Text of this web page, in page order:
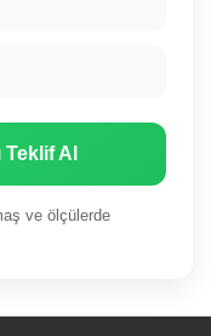
Al
ve ölçülerde